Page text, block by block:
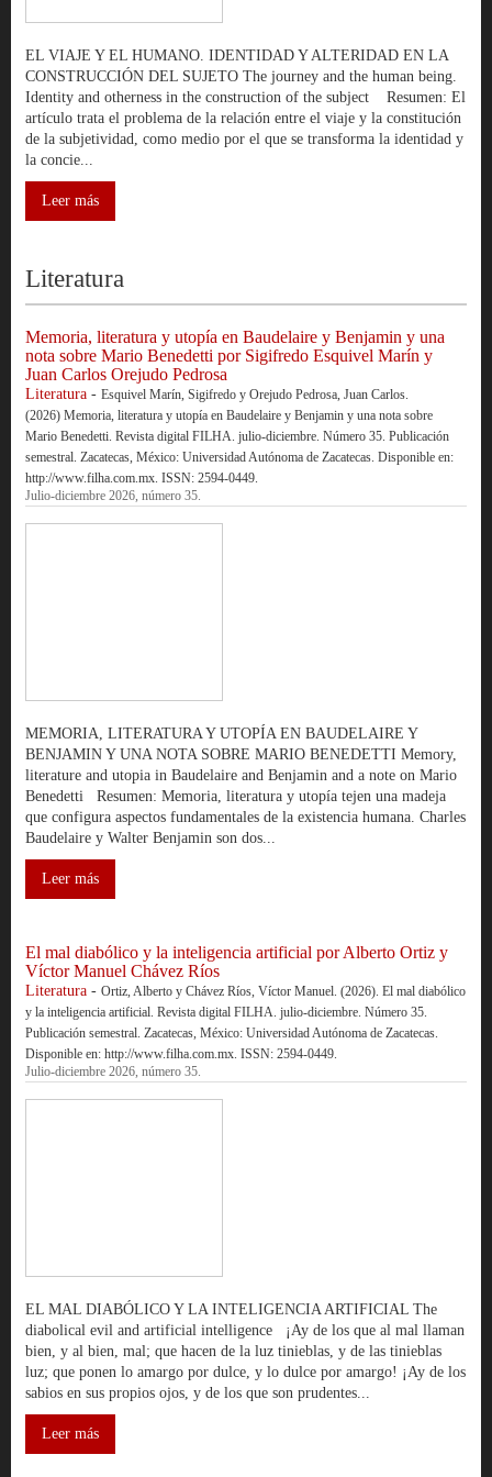
EL VIAJE Y EL HUMANO. IDENTIDAD Y ALTERIDAD EN LA
CONSTRUCCIÓN DEL SUJETO The journey and the human being.
Identity and otherness in the construction of the subject Resumen: El
artículo trata el problema de la relación entre el viaje y la constitución
de la subjetividad, como medio por el que se transforma la identidad y
la concie...
Leer más
Literatura
Memoria, literatura y utopía en Baudelaire y Benjamin y una
nota sobre Mario Benedetti por Sigifredo Esquivel Marín y
Juan Carlos Orejudo Pedrosa
Literatura- Esquivel Marín, Sigifredo y Orejudo Pedrosa, Juan Carlos.
(2026) Memoria, literatura y utopía en Baudelaire y Benjamin y una nota sobre
Mario Benedetti. Revista digital FILHA. julio-diciembre. Número 35. Publicación
semestral. Zacatecas, México: Universidad Autónoma de Zacatecas. Disponible en:
http://www.filha.com.mx. ISSN: 2594-0449.
Julio-diciembre 2026, número 35.
MEMORIA, LITERATURA Y UTOPÍA EN BAUDELAIRE Y
BENJAMIN Y UNA NOTA SOBRE MARIO BENEDETTI Memory,
literature and utopia in Baudelaire and Benjamin and a note on Mario
Benedetti Resumen: Memoria, literatura y utopía tejen una madeja
que configura aspectos fundamentales de la existencia humana. Charles
Baudelaire y Walter Benjamin son dos...
Leer más
El mal diabólico y la inteligencia artificial por Alberto Ortiz y
Víctor Manuel Chávez Ríos
Literatura- Ortiz, Alberto y Chávez Ríos, Víctor Manuel. (2026). El mal diabólico
y la inteligencia artificial. Revista digital FILHA. julio-diciembre. Número 35.
Publicación semestral. Zacatecas, México: Universidad Autónoma de Zacatecas.
Disponible en: http://www.filha.com.mx. ISSN: 2594-0449.
Julio-diciembre 2026, número 35.
EL MAL DIABÓLICO Y LA INTELIGENCIA ARTIFICIAL The
diabolical evil and artificial intelligence ¡Ay de los que al mal llaman
bien, y al bien, mal; que hacen de la luz tinieblas, y de las tinieblas
luz; que ponen lo amargo por dulce, y lo dulce por amargo! ¡Ay de los
sabios en sus propios ojos, y de los que son prudentes...
Leer más